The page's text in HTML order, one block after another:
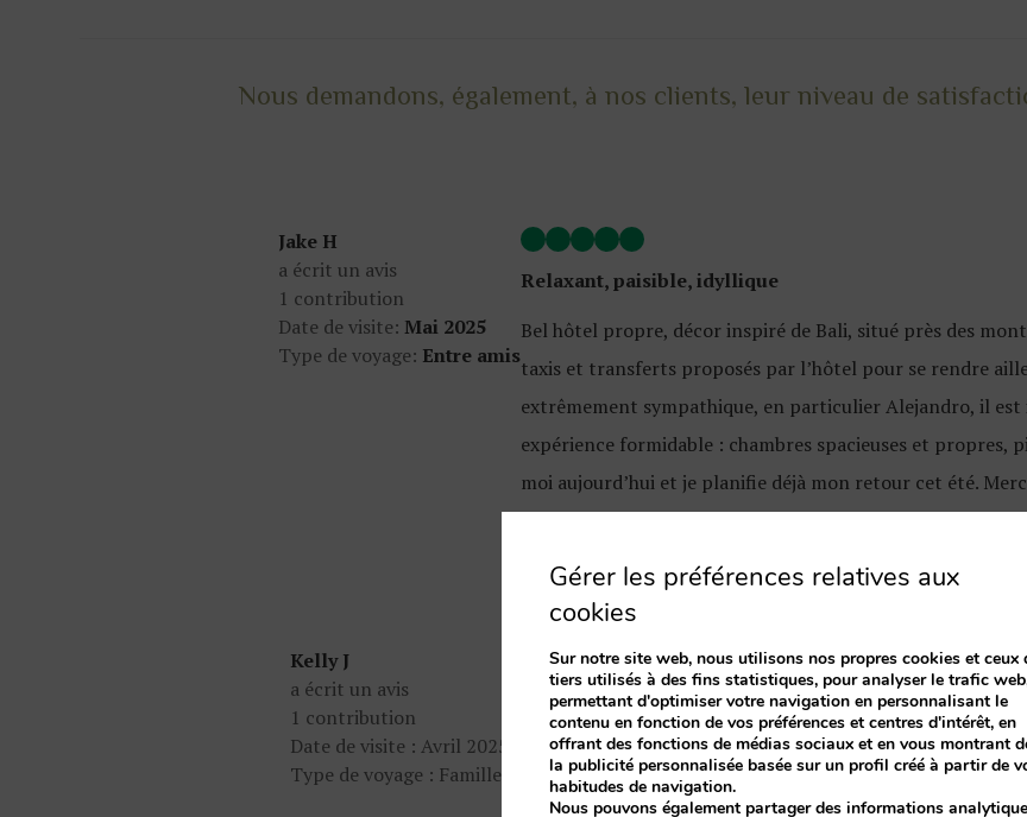
Nous demandons, également, à nos clients, leur niveau de
Jake H
a écrit un avis
1 contribution
Date de visite: Mai 2025
Type de voyage: Entre amis
Relaxant, paisible, idyllique
Bel hôtel propre, décor inspiré de Bali, situé près des
taxis et transferts proposés par l’hôtel pour se rendre
extrêmement sympathique, en particulier Alejandro, il
expérience formidable : chambres spacieuses et propres,
moi aujourd’hui et je planifie déjà mon retour cet été.
cette belle expérience.
Kelly J
a écrit un avis
1 contribution
Date de visite : Avril 2025
Type de voyage : Famille
Vacances formidables
Si vous cherchez des vacances tranquilles, c’est l’hôtel
ambiance détendue et personnel très sympathique et
Gérer les préférences relatives aux
cookies
Sur notre site web, nous utilisons nos propres cookies et ceux
tiers utilisés à des fins statistiques, pour analyser le trafic
permettant d'optimiser votre navigation en personnalisant le
contenu en fonction de vos préférences et centres d'intérêt, en
offrant des fonctions de médias sociaux et en vous montrant
la publicité personnalisée basée sur un profil créé à partir de
habitudes de navigation.
Nous pouvons également partager des informations